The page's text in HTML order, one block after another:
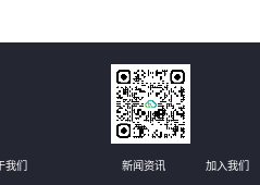
我们 新闻资讯 加入我们